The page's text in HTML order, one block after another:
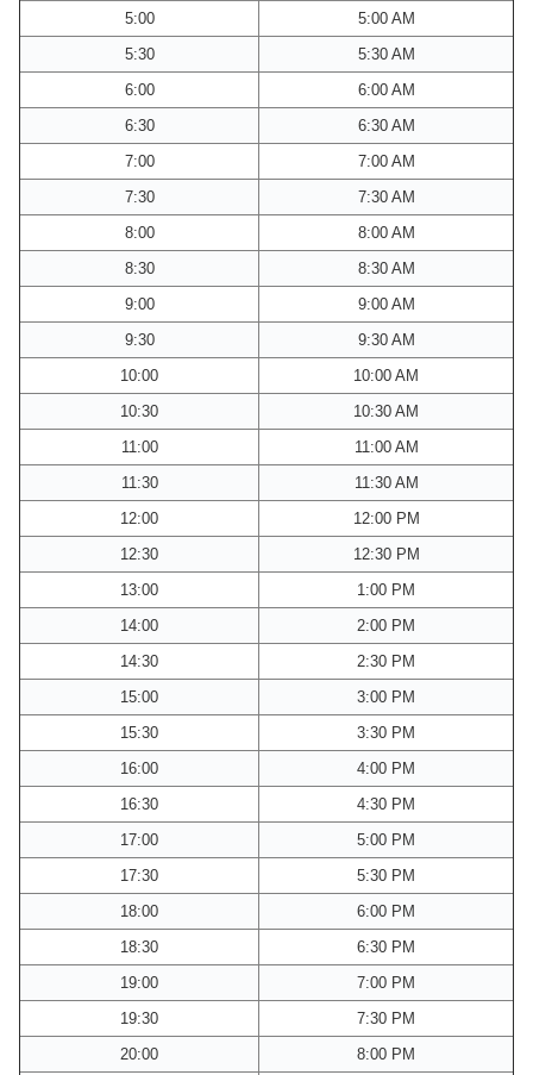
5:00
5:00 AM
5:30
5:30 AM
6:00
6:00 AM
6:30
6:30 AM
7:00
7:00 AM
7:30
7:30 AM
8:00
8:00 AM
8:30
8:30 AM
9:00
9:00 AM
9:30
9:30 AM
10:00
10:00 AM
10:30
10:30 AM
11:00
11:00 AM
11:30
11:30 AM
12:00
12:00 PM
12:30
12:30 PM
13:00
1:00 PM
14:00
2:00 PM
14:30
2:30 PM
15:00
3:00 PM
15:30
3:30 PM
16:00
4:00 PM
16:30
4:30 PM
17:00
5:00 PM
17:30
5:30 PM
18:00
6:00 PM
18:30
6:30 PM
19:00
7:00 PM
19:30
7:30 PM
20:00
8:00 PM